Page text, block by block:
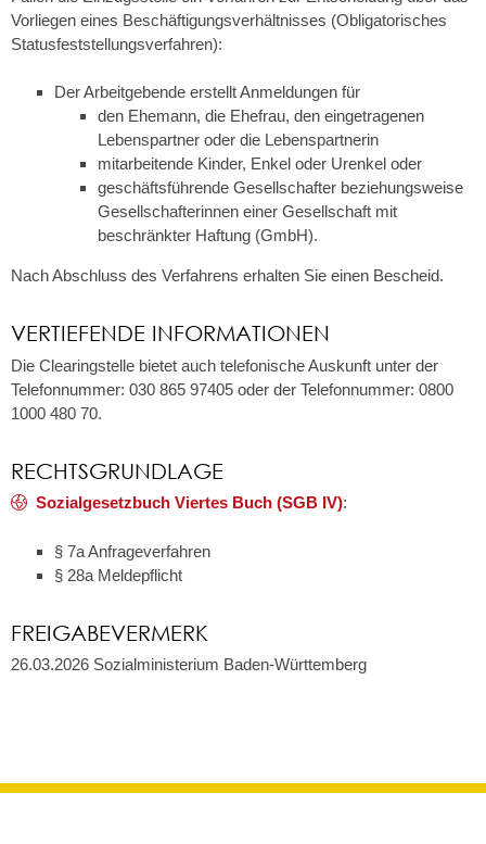
Vorliegen eines Beschäftigungsverhältnisses (Obligatorisches
Statusfeststellungsverfahren):
Der Arbeitgebende erstellt Anmeldungen für
den Ehemann, die Ehefrau, den eingetragenen
Lebenspartner oder die Lebenspartnerin
mitarbeitende Kinder, Enkel oder Urenkel oder
geschäftsführende Gesellschafter beziehungsweise
Gesellschafterinnen einer Gesellschaft mit
beschränkter Haftung (GmbH).
Nach Abschluss des Verfahrens erhalten Sie einen Bescheid.
VERTIEFENDE INFORMATIONEN
Die Clearingstelle bietet auch telefonische Auskunft unter der
Telefonnummer: 030 865 97405 oder der Telefonnummer: 0800
1000 480 70.
RECHTSGRUNDLAGE
Sozialgesetzbuch Viertes Buch (SGB IV):
§ 7a Anfrageverfahren
§ 28a Meldepflicht
FREIGABEVERMERK
26.03.2026 Sozialministerium Baden-Württemberg